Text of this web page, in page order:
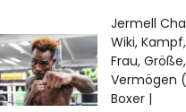
Jermell
Wiki,
Frau,
Vermögen
Boxer |